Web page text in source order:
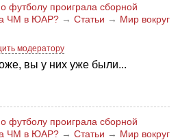
футболу проиграла сборной
ЧМ в ЮАР? → Статьи → Мир вокруг
модератору
вы у них уже были...
футболу проиграла сборной
ЧМ в ЮАР? → Статьи → Мир вокруг